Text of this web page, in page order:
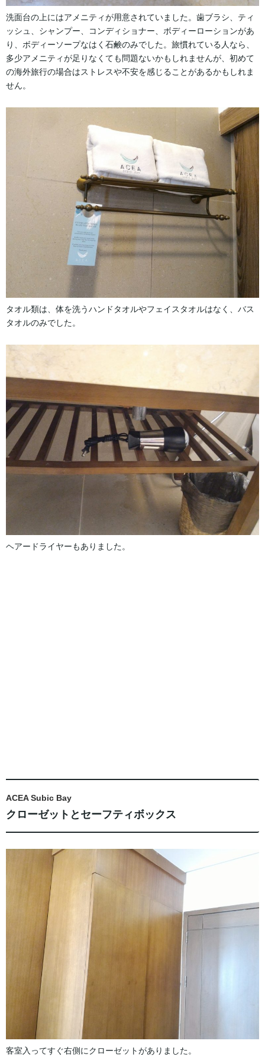
洗面台の上にはアメニティが用意されていました。歯ブラシ、ティ
ッシュ、シャンプー、コンディショナー、ボディーローションがあ
り、ボディーソープなはく石鹸のみでした。旅慣れている人なら、
多少アメニティが足りなくても問題ないかもしれませんが、初めて
の海外旅行の場合はストレスや不安を感じることがあるかもしれま
せん。
タオル類は、体を洗うハンドタオルやフェイスタオルはなく、バス
タオルのみでした。
ヘアードライヤーもありました。
ACEA Subic Bay
クローゼットとセーフティボックス
客室入ってすぐ右側にクローゼットがありました。